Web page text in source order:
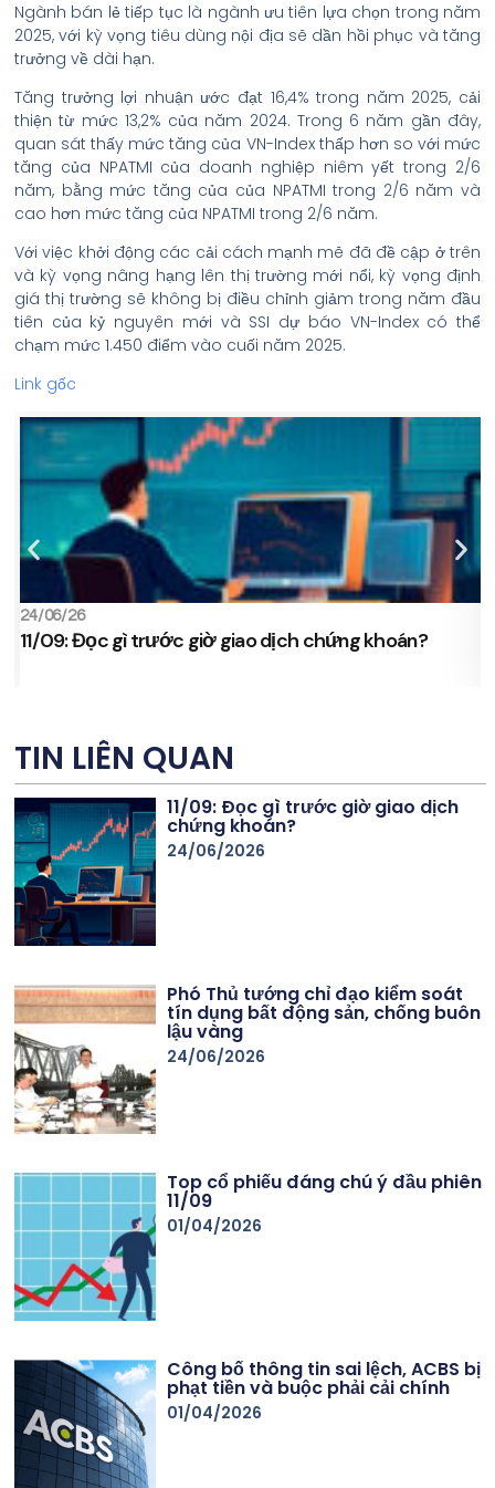
Ngành bán lẻ tiếp tục là ngành ưu tiên lựa chọn trong năm
2025, với kỳ vọng tiêu dùng nội địa sẽ dần hồi phục và tăng
trưởng về dài hạn.
Tăng trưởng lợi nhuận ước đạt 16,4% trong năm 2025, cải
thiện từ mức 13,2% của năm 2024. Trong 6 năm gần đây,
quan sát thấy mức tăng của VN-Index thấp hơn so với mức
tăng của NPATMI của doanh nghiệp niêm yết trong 2/6
năm, bằng mức tăng của của NPATMI trong 2/6 năm và
cao hơn mức tăng của NPATMI trong 2/6 năm.
Với việc khởi động các cải cách mạnh mẽ đã đề cập ở trên
và kỳ vọng nâng hạng lên thị trường mới nổi, kỳ vọng định
giá thị trường sẽ không bị điều chỉnh giảm trong năm đầu
tiên của kỷ nguyên mới và SSI dự báo VN-Index có thể
chạm mức 1.450 điểm vào cuối năm 2025.
Link gốc
24/06/26
11/09: Đọc gì trước giờ giao dịch chứng khoán?
TIN LIÊN QUAN
11/09: Đọc gì trước giờ giao dịch
chứng khoán?
24/06/2026
Phó Thủ tướng chỉ đạo kiểm soát
tín dụng bất động sản, chống buôn
lậu vàng
24/06/2026
Top cổ phiếu đáng chú ý đầu phiên
11/09
01/04/2026
Công bố thông tin sai lệch, ACBS bị
phạt tiền và buộc phải cải chính
01/04/2026